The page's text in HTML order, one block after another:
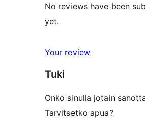
No reviews have been
yet.
Your review
Tuki
Onko sinulla jotain
Tarvitsetko apua?